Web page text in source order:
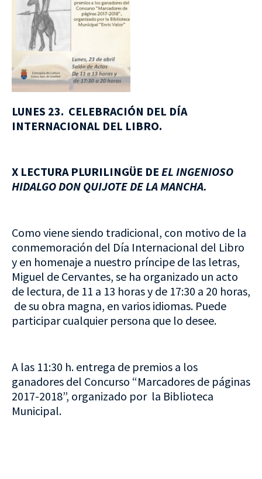
LUNES 23. CELEBRACIÓN DEL DÍA
INTERNACIONAL DEL LIBRO.
X LECTURA PLURILINGÜE DE EL INGENIOSO
HIDALGO DON QUIJOTE DE LA MANCHA.
Como viene siendo tradicional, con motivo de la
conmemoración del Día Internacional del Libro
y en homenaje a nuestro príncipe de las letras,
Miguel de Cervantes, se ha organizado un acto
de lectura, de 11 a 13 horas y de 17:30 a 20 horas,
de su obra magna, en varios idiomas. Puede
participar cualquier persona que lo desee.
A las 11:30 h. entrega de premios a los
ganadores del Concurso “Marcadores de páginas
2017-2018”, organizado por la Biblioteca
Municipal.